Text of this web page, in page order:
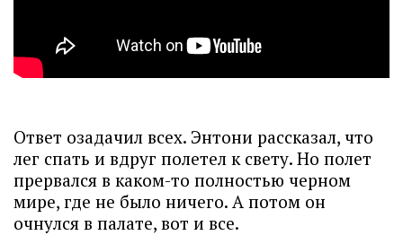
Ответ озадачил всех. Энтони рассказал, что
лег спать и вдруг полетел к свету. Но полет
прервался в каком-то полностью черном
мире, где не было ничего. А потом он
очнулся в палате, вот и все.